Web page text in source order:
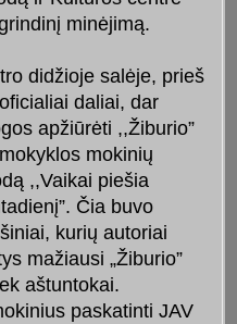
minėjimą.
didžioje salėje, prieš
daliai, dar
apžiūrėti ,,Žiburio”
mokinių
,,Vaikai piešia
Čia buvo
kurių autoriai
mažiausi „Žiburio”
aštuntokai.
paskatinti JAV